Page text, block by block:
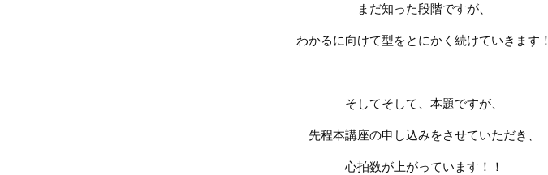
まだ知った段階ですが、
わかるに向けて型をとにかく続けていきます！
そしてそして、本題ですが、
先程本講座の申し込みをさせていただき、
心拍数が上がっています！！